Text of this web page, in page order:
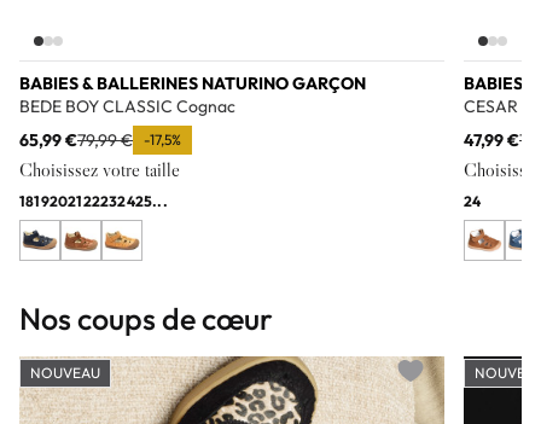
BABIES & BALLERINES NATURINO GARÇON
BEDE BOY CLASSIC Cognac
65,99 €79,99 € -17,5%
Choisissez votre taille
1819202122232425...
BABIES
CESAR
47,99 €
24
Nos coups de cœur
NOUVEAU
Add to wishlist